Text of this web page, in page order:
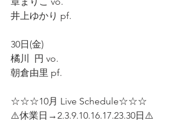
井上ゆかり pf.
30日(金)
橘川  円 vo.
朝倉由里 pf.
☆☆☆10月 Live Schedule☆☆☆
⚠️休業日→2.3.9.10.16.17.23.30日⚠️